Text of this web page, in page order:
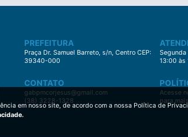
PREFEITURA
Praça Dr. Samuel Barreto, s/n, Centro CEP:
39340-000
Segunda
13:00 às
CONTATO
gabpmcorjesus@gmail.com
(38) 3228-1328
Acesse
para
em nosso site, de acordo com a nossa Política de